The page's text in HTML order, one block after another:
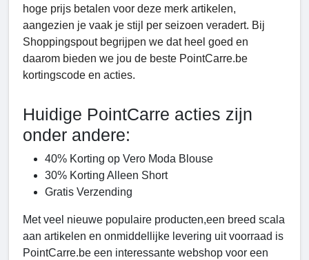
hoge prijs betalen voor deze merk artikelen,
aangezien je vaak je stijl per seizoen veradert. Bij
Shoppingspout begrijpen we dat heel goed en
daarom bieden we jou de beste PointCarre.be
kortingscode en acties.
Huidige PointCarre acties zijn
onder andere:
40% Korting op Vero Moda Blouse
30% Korting Alleen Short
Gratis Verzending
Met veel nieuwe populaire producten,een breed scala
aan artikelen en onmiddellijke levering uit voorraad is
PointCarre.be een interessante webshop voor een